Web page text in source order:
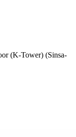
(K-Tower) (Sinsa-